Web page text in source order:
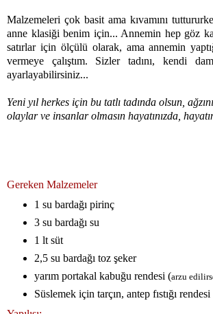
Malzemeleri çok basit ama kıvamını
anne klasiği benim için... Annemin hep göz
satırlar için ölçülü olarak, ama annemin
vermeye çalıştım. Sizler tadını, kendi
ayarlayabilirsiniz...
Yeni yıl herkes için bu tatlı tadında olsun,
olaylar ve insanlar olmasın hayatınızda,
Gereken Malzemeler
1 su bardağı pirinç
3 su bardağı su
1 lt süt
2,5 su bardağı toz şeker
yarım portakal kabuğu rendesi (arzu
Süslemek için tarçın, antep fıstığı rendesi